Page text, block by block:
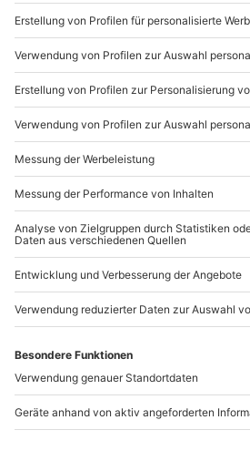
www.b2b.mydays.de/
Artikelnummer:64298
Andere Produkte entdecken
Flugsimulator Köln
Köln
1 Person
189,90 €
1